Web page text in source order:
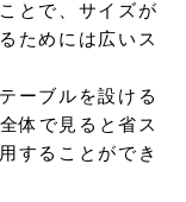
とで、サイズが
ためには広いス
ーブルを設ける
体で見ると省ス
することができ